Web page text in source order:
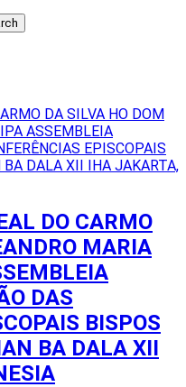
DO CARMO
MARIA
DAS
BISPOS
BA DALA XII